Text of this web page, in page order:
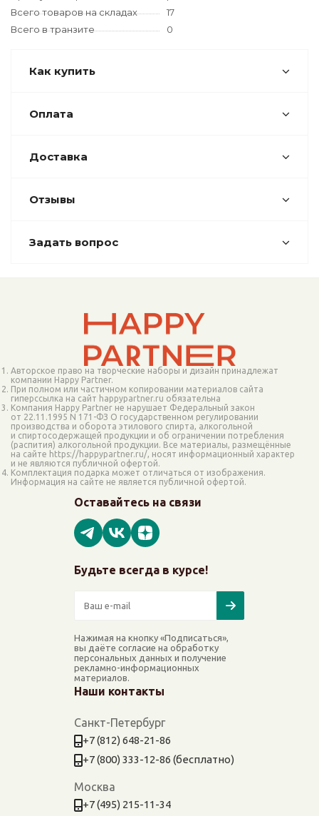
Всего товаров на складах
17
Всего в транзите
0
Как купить
Оплата
Доставка
Отзывы
Задать вопрос
Авторское право на творческие наборы и дизайн принадлежат
компании Happy Partner.
При полном или частичном копировании материалов сайта
гиперссылка на сайт happypartner.ru обязательна
Компания Happy Partner не нарушает Федеральный закон
от 22.11.1995 N 171-ФЗ О государственном регулировании
производства и оборота этилового спирта, алкогольной
и спиртосодержащей продукции и об ограничении потребления
(распития) алкогольной продукции. Все материалы, размещённые
на сайте https://happypartner.ru/, носят информационный характер
и не являются публичной офертой.
Комплектация подарка может отличаться от изображения.
Информация на сайте не является публичной офертой.
Оставайтесь на связи
Будьте всегда в курсе!
Нажимая на кнопку «Подписаться»,
вы даёте согласие на обработку
персональных данных и получение
рекламно-информационных
материалов.
Наши контакты
Санкт-Петербург
+7 (812) 648-21-86
+7 (800) 333-12-86 (бесплатно)
Москва
+7 (495) 215-11-34